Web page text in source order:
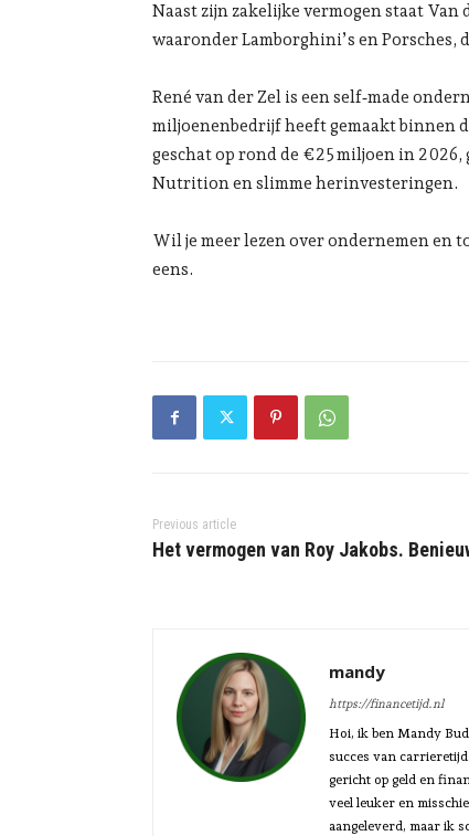
Naast zijn zakelijke vermogen staat Van
waaronder Lamborghini’s en Porsches,
René van der Zel is een self‑made
miljoenenbedrijf heeft gemaakt binnen
geschat op rond de €25 miljoen in
Nutrition en slimme herinvesteringen.
Wil je meer lezen over ondernemen en
eens.
Previous article
Het vermogen van Roy Jakobs.
mandy
https://financetijd.nl
Hoi, ik ben Mandy
succes van
gericht op geld en
veel leuker en
aangeleverd, maar ik